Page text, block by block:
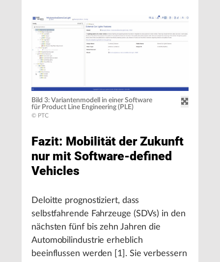
Bild 3: Variantenmodell in einer Software
für Product Line Engineering (PLE)
© PTC
Fazit: Mobilität der Zukunft
nur mit Software-defined
Vehicles
Deloitte prognostiziert, dass
selbstfahrende Fahrzeuge (SDVs) in den
nächsten fünf bis zehn Jahren die
Automobilindustrie erheblich
beeinflussen werden [1]. Sie verbessern